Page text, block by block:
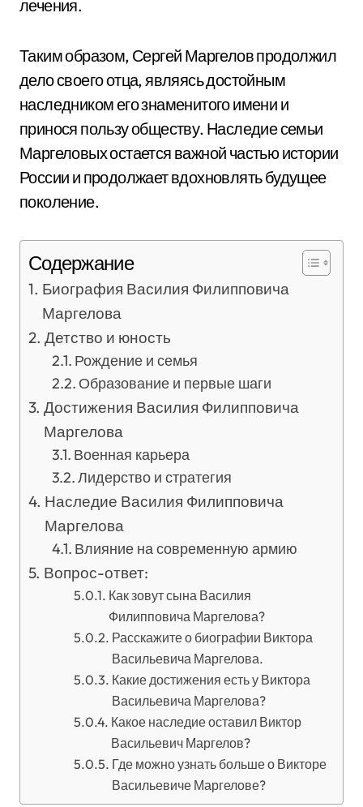
лечения.
Таким образом, Сергей Маргелов продолжил
дело своего отца, являясь достойным
наследником его знаменитого имени и
принося пользу обществу. Наследие семьи
Маргеловых остается важной частью истории
России и продолжает вдохновлять будущее
поколение.
Содержание
Биография Василия Филипповича
Маргелова
Детство и юность
Рождение и семья
Образование и первые шаги
Достижения Василия Филипповича
Маргелова
Военная карьера
Лидерство и стратегия
Наследие Василия Филипповича
Маргелова
Влияние на современную армию
Вопрос-ответ:
Как зовут сына Василия
Филипповича Маргелова?
Расскажите о биографии Виктора
Васильевича Маргелова.
Какие достижения есть у Виктора
Васильевича Маргелова?
Какое наследие оставил Виктор
Васильевич Маргелов?
Где можно узнать больше о Викторе
Васильевиче Маргелове?